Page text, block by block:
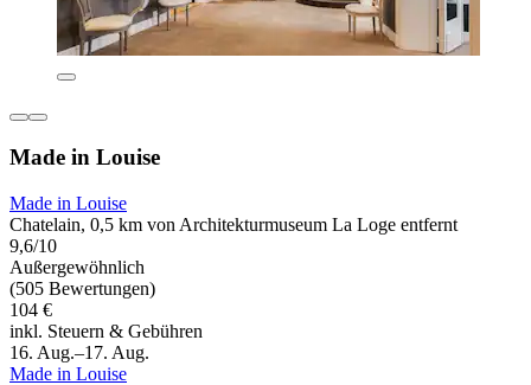
Made in Louise
Made in Louise
Chatelain, 0,5 km von Architekturmuseum La Loge entfernt
9,6/10
Außergewöhnlich
(505 Bewertungen)
104 €
inkl. Steuern & Gebühren
16. Aug.–17. Aug.
Made in Louise